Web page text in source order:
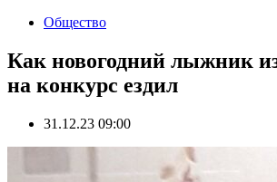
Общество
Как новогодний лыжник
на конкурс ездил
31.12.23 09:00